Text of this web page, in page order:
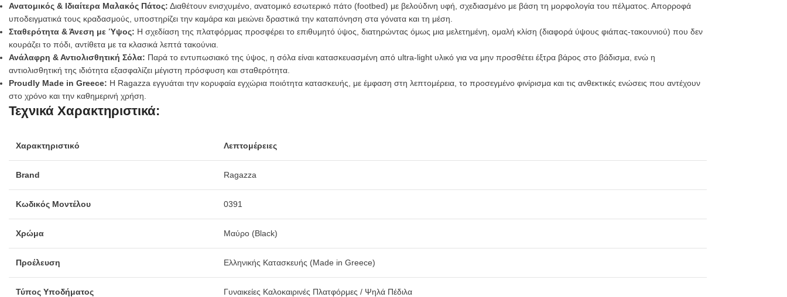
Ανατομικός & Ιδιαίτερα Μαλακός Πάτος: Διαθέτουν ενισχυμένο, ανατομικό εσωτερικό πάτο (footbed) με βελούδινη υφή, σχεδιασμένο με βάση τη μορφολογία του πέλματος. Απορροφά
υποδειγματικά τους κραδασμούς, υποστηρίζει την καμάρα και μειώνει δραστικά την καταπόνηση στα γόνατα και τη μέση.
Σταθερότητα & Άνεση με Ύψος: Η σχεδίαση της πλατφόρμας προσφέρει το επιθυμητό ύψος, διατηρώντας όμως μια μελετημένη, ομαλή κλίση (διαφορά ύψους φιάπας-τακουνιού) που δεν
κουράζει το πόδι, αντίθετα με τα κλασικά λεπτά τακούνια.
Ανάλαφρη & Αντιολισθητική Σόλα: Παρά το εντυπωσιακό της ύψος, η σόλα είναι κατασκευασμένη από ultra-light υλικό για να μην προσθέτει έξτρα βάρος στο βάδισμα, ενώ η
αντιολισθητική της ιδιότητα εξασφαλίζει μέγιστη πρόσφυση και σταθερότητα.
Proudly Made in Greece: Η Ragazza εγγυάται την κορυφαία εγχώρια ποιότητα κατασκευής, με έμφαση στη λεπτομέρεια, το προσεγμένο φινίρισμα και τις ανθεκτικές ενώσεις που αντέχουν
στο χρόνο και την καθημερινή χρήση.
Τεχνικά Χαρακτηριστικά:
Χαρακτηριστικό Λεπτομέρειες
Brand Ragazza
Κωδικός Μοντέλου 0391
Χρώμα Μαύρο (Black)
Προέλευση Ελληνικής Κατασκευής (Made in Greece)
Τύπος Υποδήματος Γυναικείες Καλοκαιρινές Πλατφόρμες / Ψηλά Πέδιλα